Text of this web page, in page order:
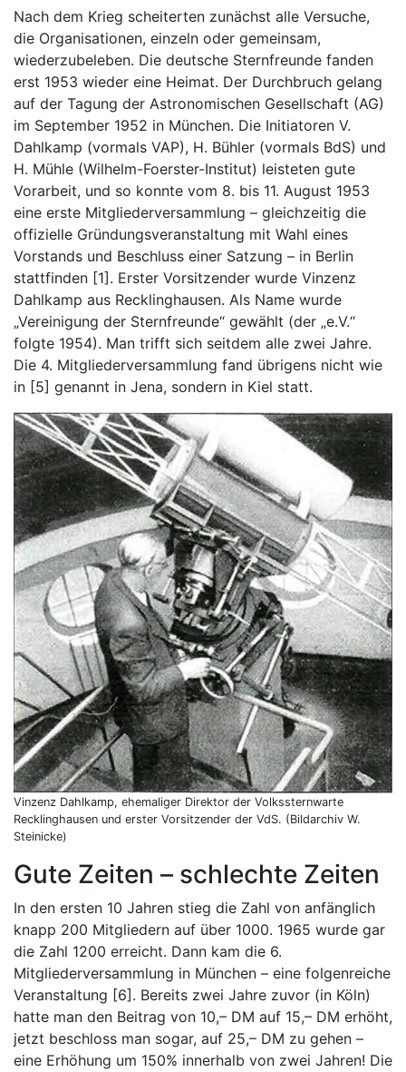
Nach dem Krieg scheiterten zunächst alle Versuche,
die Organisationen, einzeln oder gemeinsam,
wiederzubeleben. Die deutsche Sternfreunde fanden
erst 1953 wieder eine Heimat. Der Durchbruch gelang
auf der Tagung der Astronomischen Gesellschaft (AG)
im September 1952 in München. Die Initiatoren V.
Dahlkamp (vormals VAP), H. Bühler (vormals BdS) und
H. Mühle (Wilhelm-Foerster-Institut) leisteten gute
Vorarbeit, und so konnte vom 8. bis 11. August 1953
eine erste Mitgliederversammlung – gleichzeitig die
offizielle Gründungsveranstaltung mit Wahl eines
Vorstands und Beschluss einer Satzung – in Berlin
stattfinden [1]. Erster Vorsitzender wurde Vinzenz
Dahlkamp aus Recklinghausen. Als Name wurde
„Vereinigung der Sternfreunde“ gewählt (der „e.V.“
folgte 1954). Man trifft sich seitdem alle zwei Jahre.
Die 4. Mitgliederversammlung fand übrigens nicht wie
in [5] genannt in Jena, sondern in Kiel statt.
Vinzenz Dahlkamp, ehemaliger Direktor der Volkssternwarte
Recklinghausen und erster Vorsitzender der VdS. (Bildarchiv W.
Steinicke)
Gute Zeiten – schlechte Zeiten
In den ersten 10 Jahren stieg die Zahl von anfänglich
knapp 200 Mitgliedern auf über 1000. 1965 wurde gar
die Zahl 1200 erreicht. Dann kam die 6.
Mitgliederversammlung in München – eine folgenreiche
Veranstaltung [6]. Bereits zwei Jahre zuvor (in Köln)
hatte man den Beitrag von 10,– DM auf 15,– DM erhöht,
jetzt beschloss man sogar, auf 25,– DM zu gehen –
eine Erhöhung um 150% innerhalb von zwei Jahren! Die